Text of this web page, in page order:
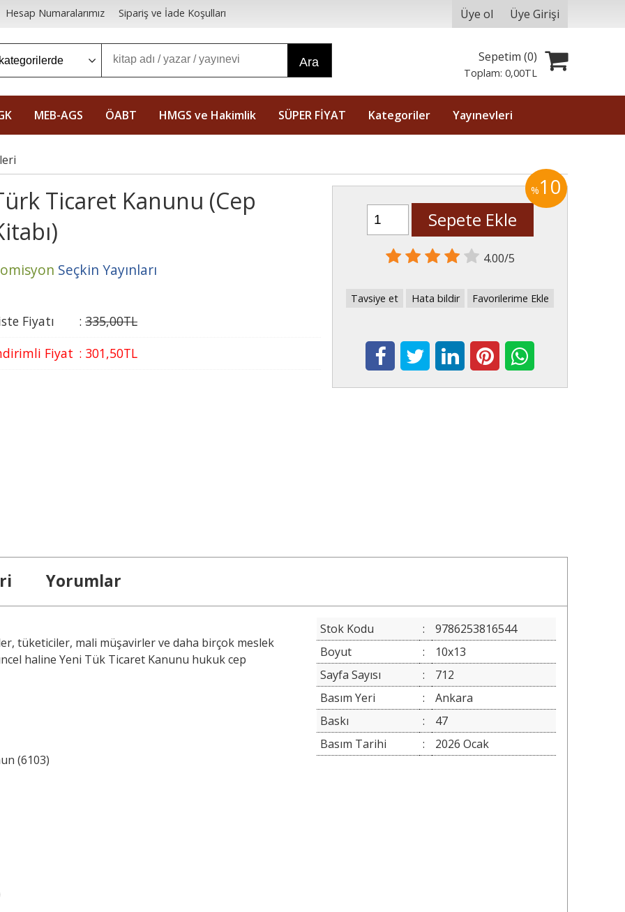
Hesap Numaralarımız Sipariş ve İade Koşulları Üye ol Üye Girişi
Ara Sepetim (0)
Toplam:0,00TL
MEB-AGS ÖABT HMGS ve Hakimlik SÜPER FİYAT Kategoriler Yayınevleri
Ticaret Kanunu (Cep
Seçkin Yayınları
Fiyatı : 335,00TL
Fiyat : 301,50TL
%10
Sepete Ekle
4.00/5
Tavsiye et Hata bildir Favorilerime Ekle
Yorumlar
tüketiciler, mali müşavirler ve daha birçok meslek
haline Yeni Tük Ticaret Kanunu hukuk cep
(6103)
Stok Kodu :
9786253816544
Boyut
:
10x13
Sayfa Sayısı
:
712
Basım Yeri
:
Ankara
Baskı
:
47
Basım Tarihi
: 2026 Ocak